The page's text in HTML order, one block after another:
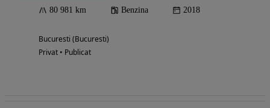
80 981 km Benzina 2018
Bucuresti (Bucuresti)
Privat • Publicat